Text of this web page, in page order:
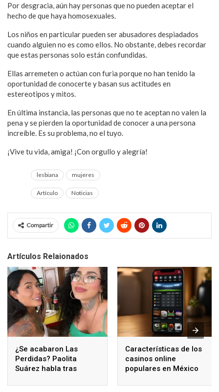
Por desgracia, aún hay personas que no pueden aceptar el
hecho de que haya homosexuales.
Los niños en particular pueden ser abusadores despiadados
cuando alguien no es como ellos. No obstante, debes recordar
que estas personas solo están confundidas.
Ellas arremeten o actúan con furia porque no han tenido la
oportunidad de conocerte y basan sus actitudes en
estereotipos y mitos.
En última instancia, las personas que no te aceptan no valen la
pena y se pierden la oportunidad de conocer a una persona
increíble. Es su problema, no el tuyo.
¡Vive tu vida, amiga! ¡Con orgullo y alegría!
lesbiana mujeres
Artículo Noticias
Compartir
Artículos Relaionados
¿Se acabaron Las
Perdidas? Paolita
Suárez habla tras
de Karina Torres
Características de los
casinos online
populares en México